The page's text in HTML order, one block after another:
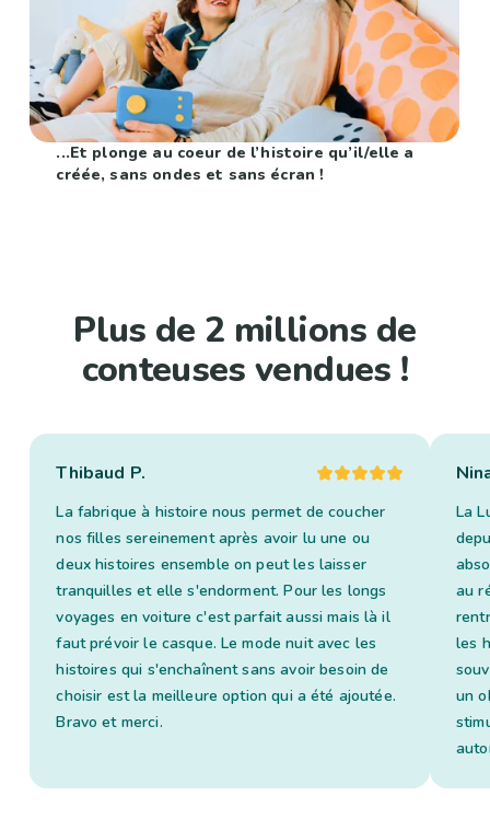
...Et plonge au coeur de l’histoire qu’il/elle a
créée, sans ondes et sans écran !
Plus de 2 millions de
conteuses vendues !
Thibaud P.
La fabrique à histoire nous permet de coucher
nos filles sereinement après avoir lu une ou
deux histoires ensemble on peut les laisser
tranquilles et elle s'endorment. Pour les longs
voyages en voiture c'est parfait aussi mais là il
faut prévoir le casque. Le mode nuit avec les
histoires qui s'enchaînent sans avoir besoin de
choisir est la meilleure option qui a été ajoutée.
Bravo et merci.
La
au
les
un